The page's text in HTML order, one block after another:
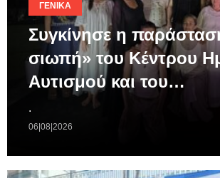
ΓΕΝΙΚΆ
Συγκίνησε η
σιωπή» του Κέντρου
Αυτισμού και του…
.
06|08|2026